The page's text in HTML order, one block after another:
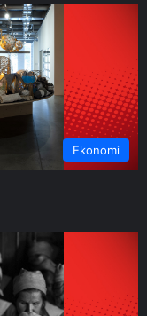
Ekonomi